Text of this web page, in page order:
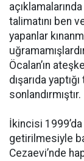
talimatını ben
yapanlar
Öcalan’ın
dışarıda
sonlandırmıştır.
İkincisi 1999’da
getirilmesiyle
Cezaevi’nde